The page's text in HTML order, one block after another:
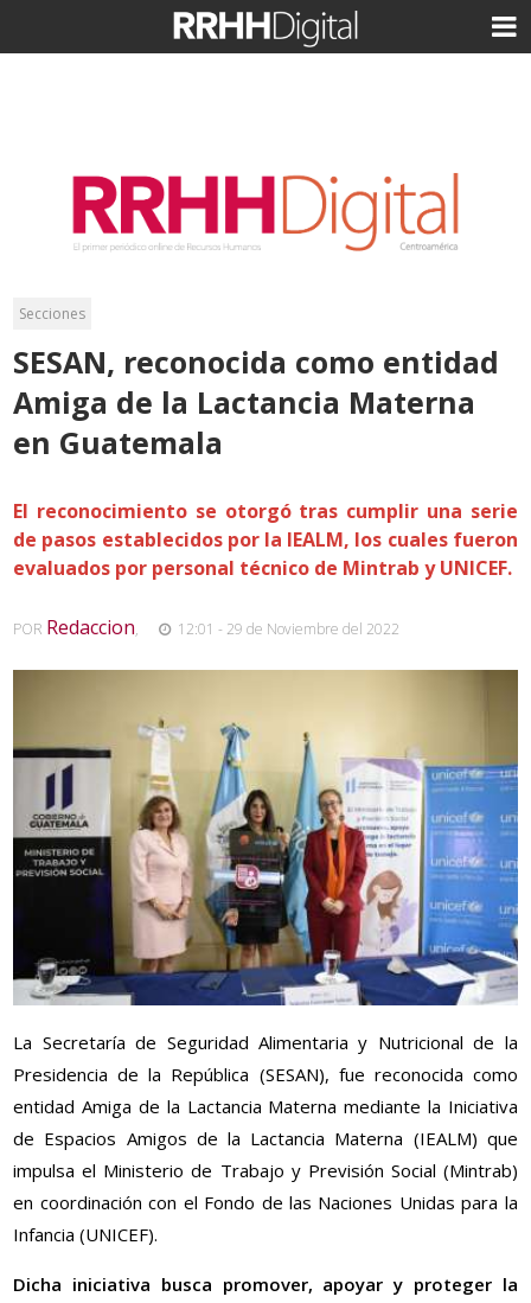
Secciones
SESAN, reconocida como entidad
Amiga de la Lactancia Materna
en Guatemala
El reconocimiento se otorgó tras cumplir una serie
de pasos establecidos por la IEALM, los cuales fueron
evaluados por personal técnico de Mintrab y UNICEF.
POR Redaccion, 12:01 - 29 de Noviembre del 2022
La Secretaría de Seguridad Alimentaria y Nutricional de la
Presidencia de la República (SESAN), fue reconocida como
entidad Amiga de la Lactancia Materna mediante la Iniciativa
de Espacios Amigos de la Lactancia Materna (IEALM) que
impulsa el Ministerio de Trabajo y Previsión Social (Mintrab)
en coordinación con el Fondo de las Naciones Unidas para la
Infancia (UNICEF).
Dicha iniciativa busca promover, apoyar y proteger la